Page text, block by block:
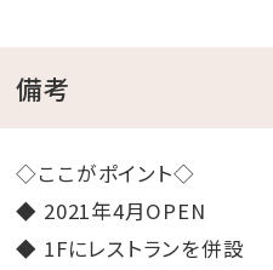
備考
◇ここがポイント◇
◆ 2021年4月OPEN
◆ 1Fにレストランを併設